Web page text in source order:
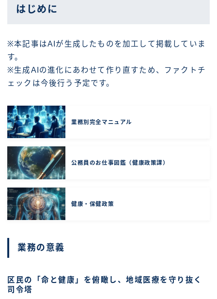
はじめに
※本記事はAIが生成したものを加工して掲載していま
す。
※生成AIの進化にあわせて作り直すため、ファクトチ
ェックは今後行う予定です。
業務別完全マニュアル
公務員のお仕事図鑑（健康政策課）
健康・保健政策
業務の意義
区民の「命と健康」を俯瞰し、地域医療を守り抜く
司令塔